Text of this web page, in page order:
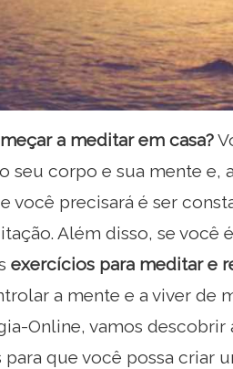
a meditar em casa?
seu corpo e sua mente e,
você precisará é ser
Além disso, se
exercícios para meditar e
a mente e a viver de
Online, vamos
que você possa criar